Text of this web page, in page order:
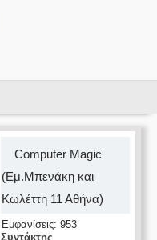
Computer Magic
(Εμ.Μπενάκη και
Κωλέττη 11 Αθήνα)
Εμφανίσεις: 953
Συντάκτης